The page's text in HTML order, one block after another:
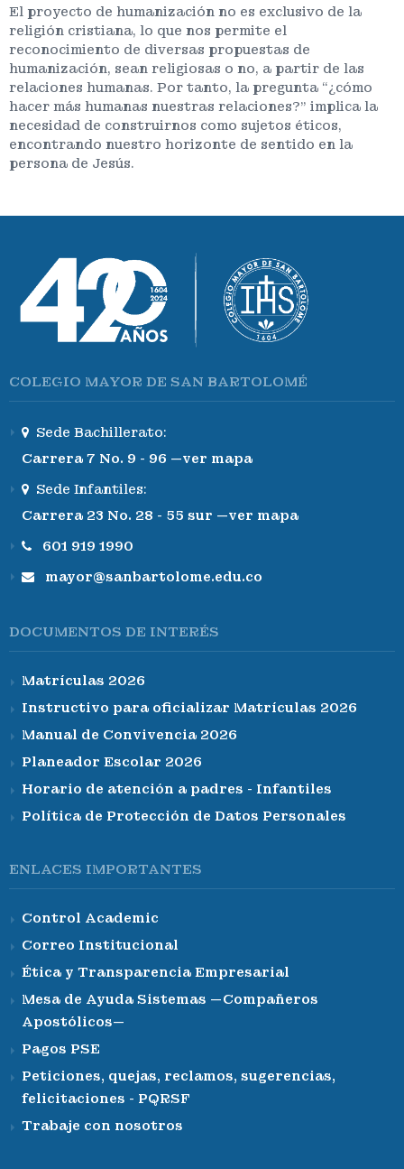
El proyecto de humanización no es exclusivo de la
religión cristiana, lo que nos permite el
reconocimiento de diversas propuestas de
humanización, sean religiosas o no, a partir de las
relaciones humanas. Por tanto, la pregunta “¿cómo
hacer más humanas nuestras relaciones?” implica la
necesidad de construirnos como sujetos éticos,
encontrando nuestro horizonte de sentido en la
persona de Jesús.
COLEGIO MAYOR DE SAN BARTOLOMÉ
Sede Bachillerato:
Carrera 7 No. 9 - 96 —ver mapa
Sede Infantiles:
Carrera 23 No. 28 - 55 sur —ver mapa
601 919 1990
mayor@sanbartolome.edu.co
DOCUMENTOS DE INTERÉS
Matrículas 2026
Instructivo para oficializar Matrículas 2026
Manual de Convivencia 2026
Planeador Escolar 2026
Horario de atención a padres - Infantiles
Política de Protección de Datos Personales
ENLACES IMPORTANTES
Control Academic
Correo Institucional
Ética y Transparencia Empresarial
Mesa de Ayuda Sistemas —Compañeros
Apostólicos—
Pagos PSE
Peticiones, quejas, reclamos, sugerencias,
felicitaciones - PQRSF
Trabaje con nosotros